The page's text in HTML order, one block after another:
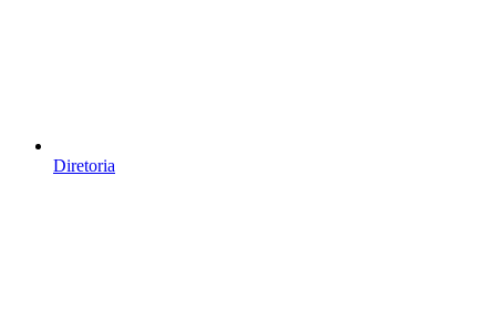
Diretoria